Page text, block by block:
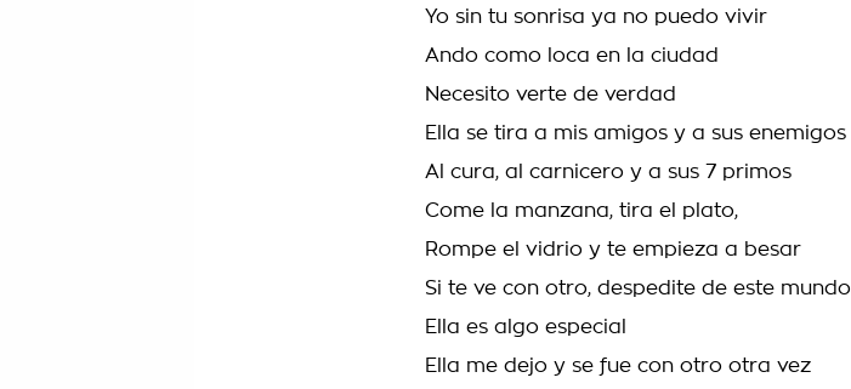
Yo sin tu sonrisa ya no puedo vivir
Ando como loca en la ciudad
Necesito verte de verdad
Ella se tira a mis amigos y a sus enemigos
Al cura, al carnicero y a sus 7 primos
Come la manzana, tira el plato,
Rompe el vidrio y te empieza a besar
Si te ve con otro, despedite de este mundo
Ella es algo especial
Ella me dejo y se fue con otro otra vez